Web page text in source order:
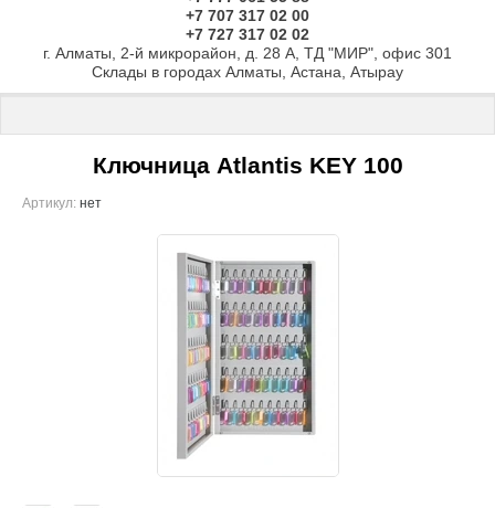
+7 707 317 02 00
+7 727 317 02 02
г. Алматы, 2-й микрорайон, д. 28 А, ТД "МИР", офис 301
Склады в городах Алматы, Астана, Атырау
\ Ключница Atlantis KEY 100
Ключница Atlantis KEY 100
Артикул: нет